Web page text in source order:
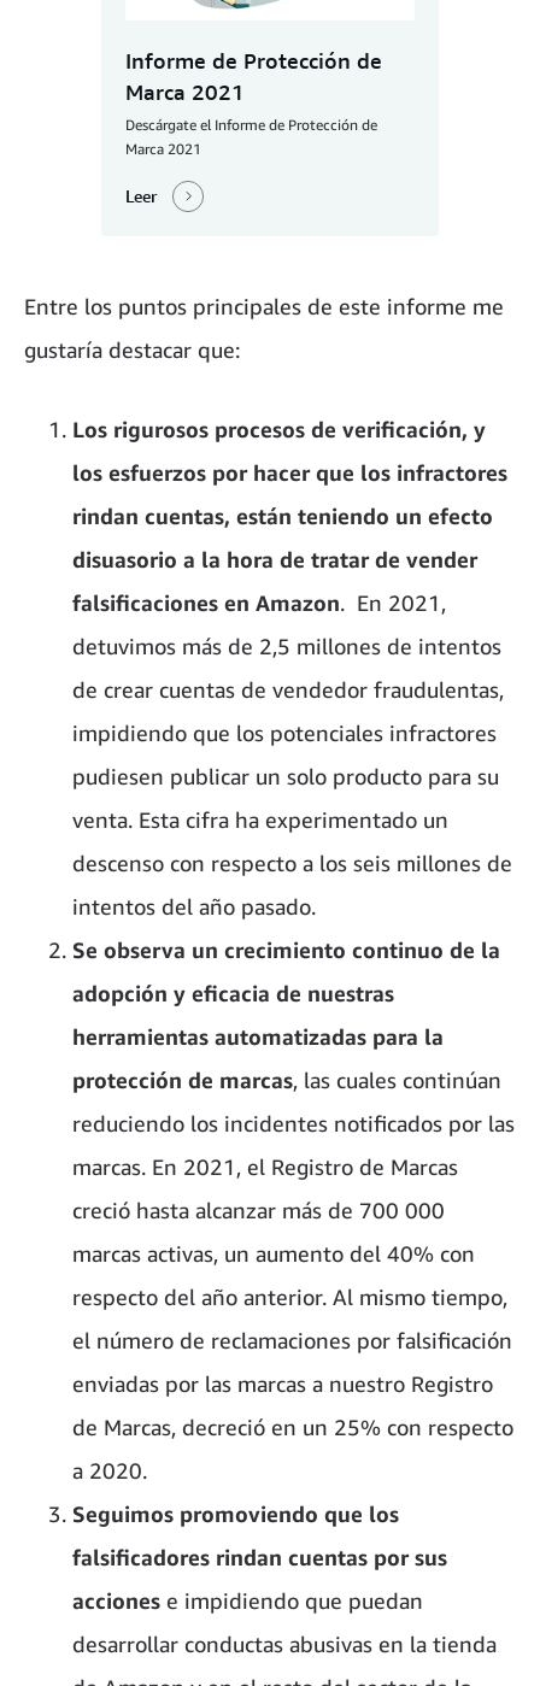
Informe de Protección de
Marca 2021
Descárgate el Informe de Protección de
Marca 2021
Leer
Entre los puntos principales de este informe me
gustaría destacar que:
Los rigurosos procesos de verificación, y
los esfuerzos por hacer que los infractores
rindan cuentas, están teniendo un efecto
disuasorio a la hora de tratar de vender
falsificaciones en Amazon. En 2021,
detuvimos más de 2,5 millones de intentos
de crear cuentas de vendedor fraudulentas,
impidiendo que los potenciales infractores
pudiesen publicar un solo producto para su
venta. Esta cifra ha experimentado un
descenso con respecto a los seis millones de
intentos del año pasado.
Se observa un crecimiento continuo de la
adopción y eficacia de nuestras
herramientas automatizadas para la
protección de marcas, las cuales continúan
reduciendo los incidentes notificados por las
marcas. En 2021, el Registro de Marcas
creció hasta alcanzar más de 700 000
marcas activas, un aumento del 40% con
respecto del año anterior. Al mismo tiempo,
el número de reclamaciones por falsificación
enviadas por las marcas a nuestro Registro
de Marcas, decreció en un 25% con respecto
a 2020.
Seguimos promoviendo que los
falsificadores rindan cuentas por sus
acciones e impidiendo que puedan
desarrollar conductas abusivas en la tienda